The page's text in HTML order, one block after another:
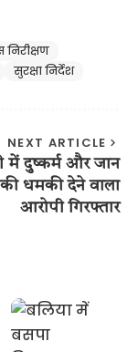
निरीक्षण
सुरक्षा निर्देश
NEXT ARTICLE
में दुष्कर्म और जान
धमकी देने वाला
आरोपी गिरफ्तार